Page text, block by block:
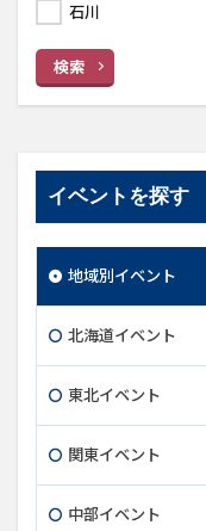
石川
検索
イベントを探す
地域別イベント
北海道イベント
東北イベント
関東イベント
中部イベント